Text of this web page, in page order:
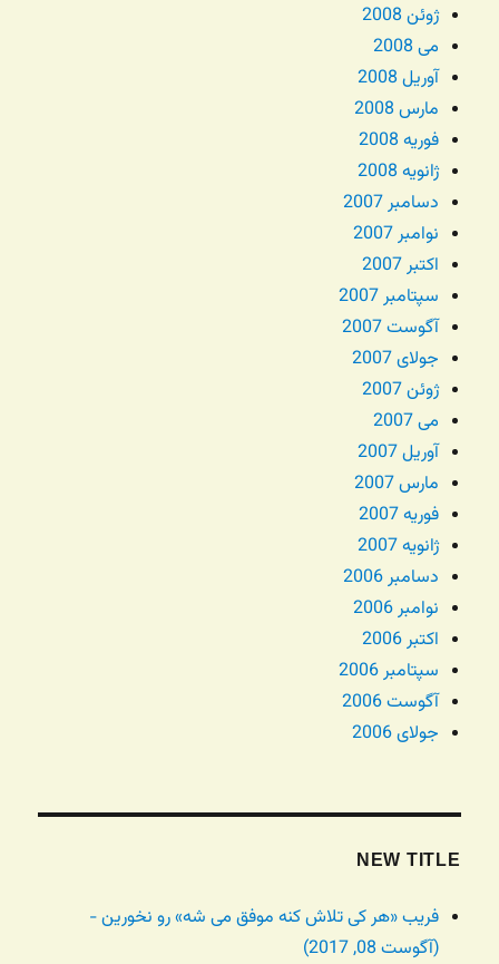
ژوئن 2008
می 2008
آوریل 2008
مارس 2008
فوریه 2008
ژانویه 2008
دسامبر 2007
نوامبر 2007
اکتبر 2007
سپتامبر 2007
آگوست 2007
جولای 2007
ژوئن 2007
می 2007
آوریل 2007
مارس 2007
فوریه 2007
ژانویه 2007
دسامبر 2006
نوامبر 2006
اکتبر 2006
سپتامبر 2006
آگوست 2006
جولای 2006
NEW TITLE
فریب «هر کی تلاش کنه موفق می شه» رو نخورین -
(آگوست 08, 2017)